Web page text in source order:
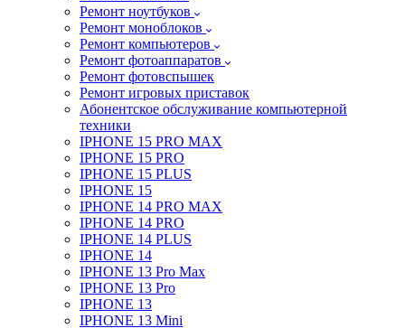
Ремонт ноутбуков
Ремонт моноблоков
Ремонт компьютеров
Ремонт фотоаппаратов
Ремонт фотовспышек
Ремонт игровых приставок
Абонентское обслуживание компьютерной
техники
IPHONE 15 PRO MAX
IPHONE 15 PRO
IPHONE 15 PLUS
IPHONE 15
IPHONE 14 PRO MAX
IPHONE 14 PRO
IPHONE 14 PLUS
IPHONE 14
IPHONE 13 Pro Max
IPHONE 13 Pro
IPHONE 13
IPHONE 13 Mini